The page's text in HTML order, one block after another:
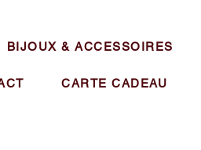
BIJOUX & ACCESSOIRES
CARTE CADEAU